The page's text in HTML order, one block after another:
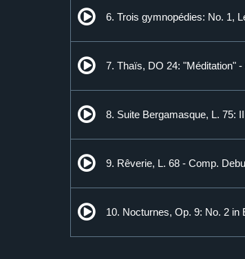
6. Trois gymnopédies: No. 1,
7. Thaïs, DO 24: "Méditation"
8. Suite Bergamasque, L. 75:
9. Rêverie, L. 68 - Comp.
10. Nocturnes, Op. 9: No. 2 in